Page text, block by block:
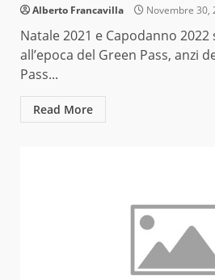
Alberto Francavilla Novembre 30,
Natale 2021 e Capodanno
all’epoca del Green Pass, anzi
Pass...
Read More